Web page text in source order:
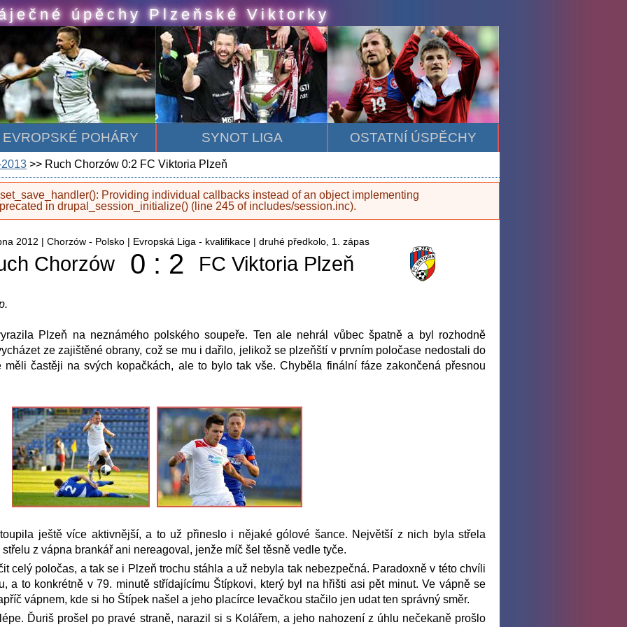
úpěchy Plzeňské Viktorky
EVROPSKÉ POHÁRY SYNOT LIGA OSTATNÍ ÚSPĚCHY
>> Ruch Chorzów 0:2 FC Viktoria Plzeň
Providing individual callbacks instead of an object implementing
in drupal_session_initialize() (line 245 of includes/session.inc).
FC Viktoria Plzeň
2012 | Chorzów - Polsko | Evropská Liga - kvalifikace | druhé předkolo, 1. zápas
Chorzów 0 : 2 FC Viktoria Plzeň
Plzeň na neznámého polského soupeře. Ten ale nehrál vůbec špatně a byl rozhodně
ze zajištěné obrany, což se mu i dařilo, jelikož se plzeňští v prvním poločase nedostali do
častěji na svých kopačkách, ale to bylo tak vše. Chyběla finální fáze zakončená přesnou
ještě více aktivnější, a to už přineslo i nějaké gólové šance. Největší z nich byla střela
z vápna brankář ani nereagoval, jenže míč šel těsně vedle tyče.
celý poločas, a tak se i Plzeň trochu stáhla a už nebyla tak nebezpečná. Paradoxně v této chvíli
a to konkrétně v 79. minutě střídajícímu Štípkovi, který byl na hřišti asi pět minut. Ve vápně se
vápnem, kde si ho Štípek našel a jeho placírce levačkou stačilo jen udat ten správný směr.
Ďuriš prošel po pravé straně, narazil si s Kolářem, a jeho nahození z úhlu nečekaně prošlo